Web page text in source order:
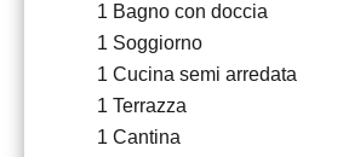
1 Bagno con doccia
1 Soggiorno
1 Cucina semi arredata
1 Terrazza
1 Cantina